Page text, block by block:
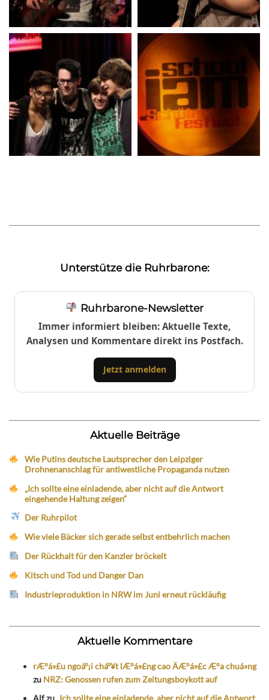
Unterstütze die Ruhrbarone:
Ruhrbarone-Newsletter
Immer informiert bleiben: Aktuelle Texte,
Analysen und Kommentare direkt ins Postfach.
Jetzt anmelden
Aktuelle Beiträge
Wie Putins deutsche Lautsprecher den Leipziger
Drohnenanschlag für antiwestliche Propaganda nutzen
„Ich sollte eine einladende, aber nicht auf die Antwort
eingehende Haltung zeigen“
Der Ruhrpilot
Wie viele Bäcker sich gerade selbst entbehrlich machen
Der Rückhalt für den Kanzler bröckelt
Kitsch und Tod und Danger Dan
Industrieproduktion in NRW im Juni erneut rückläufig
Aktuelle Kommentare
rÆ°á»£u ngoáº¡i cháº¥t lÆ°á»£ng cao ÄÆ°á»£c Æ°a chuá»ng
zu NRZ: Genossen rufen zum Zeitungsboykott auf